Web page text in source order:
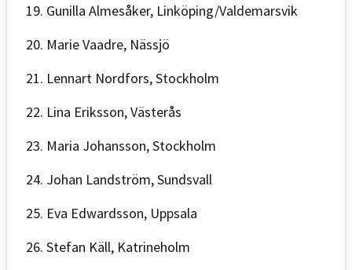
19. Gunilla Almesåker, Linköping/Valdemarsvik
20. Marie Vaadre, Nässjö
21. Lennart Nordfors, Stockholm
22. Lina Eriksson, Västerås
23. Maria Johansson, Stockholm
24. Johan Landström, Sundsvall
25. Eva Edwardsson, Uppsala
26. Stefan Käll, Katrineholm